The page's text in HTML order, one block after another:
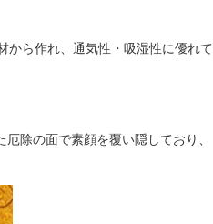
から作れ、通気性・吸湿性に優れて
除の面で素顔を覆い隠しており、